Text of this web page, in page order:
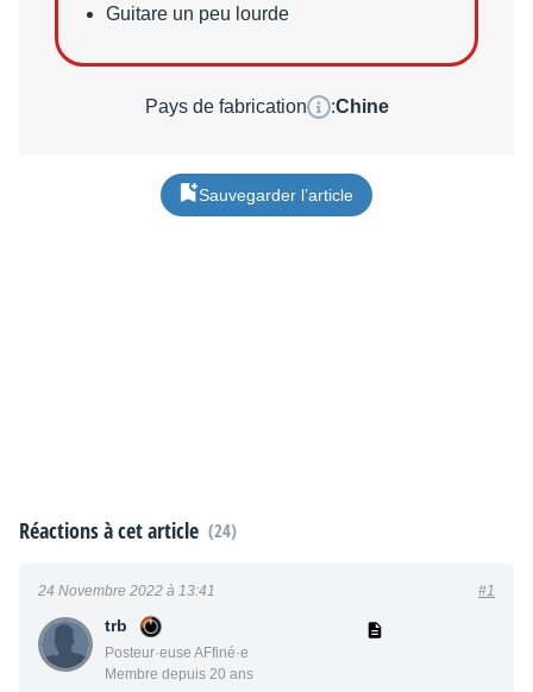
Guitare un peu lourde
Pays de fabrication :Chine
Sauvegarder l’article
Réactions à cet article (24)
trb
Posteur·euse AFfiné·e
Membre depuis 20 ans
24 Novembre 2022 à 13:41 #1